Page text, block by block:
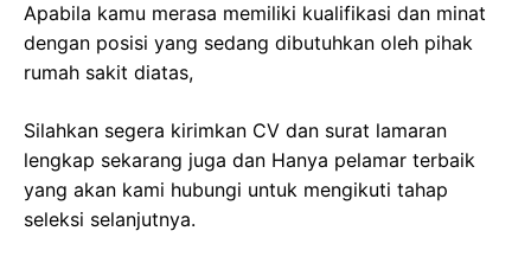
Apabila kamu merasa memiliki kualifikasi dan minat
dengan posisi yang sedang dibutuhkan oleh pihak
rumah sakit diatas,
Silahkan segera kirimkan CV dan surat lamaran
lengkap sekarang juga dan Hanya pelamar terbaik
yang akan kami hubungi untuk mengikuti tahap
seleksi selanjutnya.